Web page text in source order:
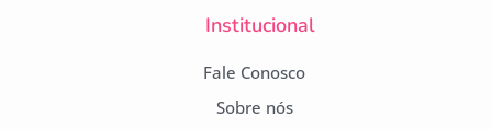
Institucional
Fale Conosco
Sobre nós